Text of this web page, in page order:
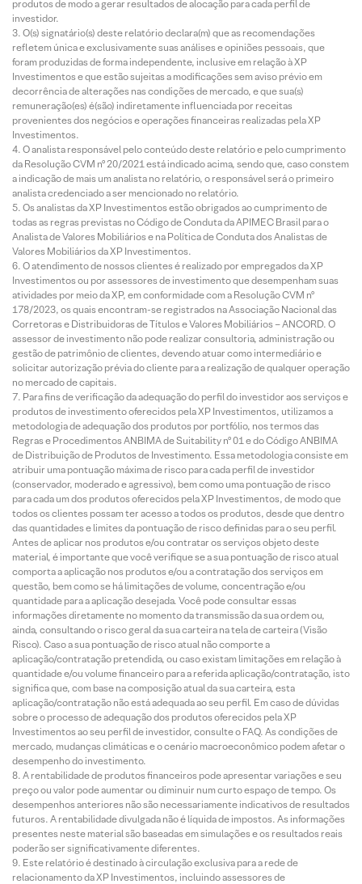
produtos de modo a gerar resultados de alocação para cada perfil de
investidor.
O(s) signatário(s) deste relatório declara(m) que as recomendações
refletem única e exclusivamente suas análises e opiniões pessoais, que
foram produzidas de forma independente, inclusive em relação à XP
Investimentos e que estão sujeitas a modificações sem aviso prévio em
decorrência de alterações nas condições de mercado, e que sua(s)
remuneração(es) é(são) indiretamente influenciada por receitas
provenientes dos negócios e operações financeiras realizadas pela XP
Investimentos.
O analista responsável pelo conteúdo deste relatório e pelo cumprimento
da Resolução CVM nº 20/2021 está indicado acima, sendo que, caso constem
a indicação de mais um analista no relatório, o responsável será o primeiro
analista credenciado a ser mencionado no relatório.
Os analistas da XP Investimentos estão obrigados ao cumprimento de
todas as regras previstas no Código de Conduta da APIMEC Brasil para o
Analista de Valores Mobiliários e na Política de Conduta dos Analistas de
Valores Mobiliários da XP Investimentos.
O atendimento de nossos clientes é realizado por empregados da XP
Investimentos ou por assessores de investimento que desempenham suas
atividades por meio da XP, em conformidade com a Resolução CVM nº
178/2023, os quais encontram-se registrados na Associação Nacional das
Corretoras e Distribuidoras de Títulos e Valores Mobiliários – ANCORD. O
assessor de investimento não pode realizar consultoria, administração ou
gestão de patrimônio de clientes, devendo atuar como intermediário e
solicitar autorização prévia do cliente para a realização de qualquer operação
no mercado de capitais.
Para fins de verificação da adequação do perfil do investidor aos serviços e
produtos de investimento oferecidos pela XP Investimentos, utilizamos a
metodologia de adequação dos produtos por portfólio, nos termos das
Regras e Procedimentos ANBIMA de Suitability nº 01 e do Código ANBIMA
de Distribuição de Produtos de Investimento. Essa metodologia consiste em
atribuir uma pontuação máxima de risco para cada perfil de investidor
(conservador, moderado e agressivo), bem como uma pontuação de risco
para cada um dos produtos oferecidos pela XP Investimentos, de modo que
todos os clientes possam ter acesso a todos os produtos, desde que dentro
das quantidades e limites da pontuação de risco definidas para o seu perfil.
Antes de aplicar nos produtos e/ou contratar os serviços objeto deste
material, é importante que você verifique se a sua pontuação de risco atual
comporta a aplicação nos produtos e/ou a contratação dos serviços em
questão, bem como se há limitações de volume, concentração e/ou
quantidade para a aplicação desejada. Você pode consultar essas
informações diretamente no momento da transmissão da sua ordem ou,
ainda, consultando o risco geral da sua carteira na tela de carteira (Visão
Risco). Caso a sua pontuação de risco atual não comporte a
aplicação/contratação pretendida, ou caso existam limitações em relação à
quantidade e/ou volume financeiro para a referida aplicação/contratação, isto
significa que, com base na composição atual da sua carteira, esta
aplicação/contratação não está adequada ao seu perfil. Em caso de dúvidas
sobre o processo de adequação dos produtos oferecidos pela XP
Investimentos ao seu perfil de investidor, consulte o FAQ. As condições de
mercado, mudanças climáticas e o cenário macroeconômico podem afetar o
desempenho do investimento.
A rentabilidade de produtos financeiros pode apresentar variações e seu
preço ou valor pode aumentar ou diminuir num curto espaço de tempo. Os
desempenhos anteriores não são necessariamente indicativos de resultados
futuros. A rentabilidade divulgada não é líquida de impostos. As informações
presentes neste material são baseadas em simulações e os resultados reais
poderão ser significativamente diferentes.
Este relatório é destinado à circulação exclusiva para a rede de
relacionamento da XP Investimentos, incluindo assessores de